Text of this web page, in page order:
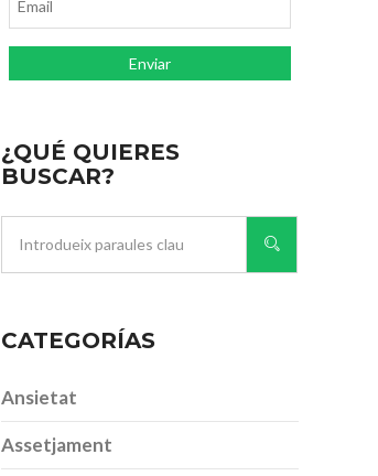
¿QUÉ QUIERES
BUSCAR?
CATEGORÍAS
Ansietat
Assetjament